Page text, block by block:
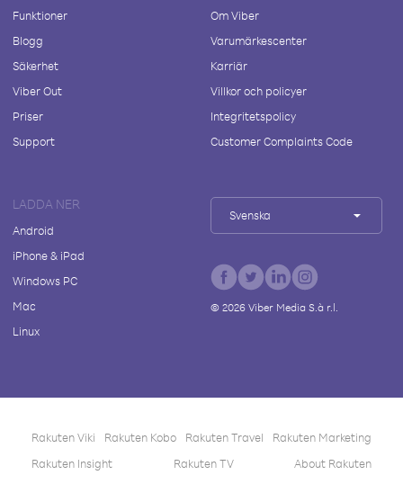
Funktioner
Blogg
Säkerhet
Viber Out
Priser
Support
Om Viber
Varumärkescenter
Karriär
Villkor och policyer
Integritetspolicy
Customer Complaints Code
LADDA NER
Android
iPhone & iPad
Windows PC
Mac
Linux
Svenska
© 2026Viber Media S.à r.l.
Rakuten Viki Rakuten Kobo Rakuten Travel
Rakuten Marketing
Rakuten Insight
Rakuten TV About Rakuten